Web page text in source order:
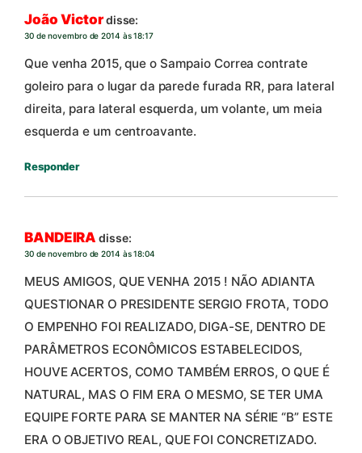
João Victordisse:
30 de novembro de 2014 às 18:17
Que venha 2015, que o Sampaio Correa contrate
goleiro para o lugar da parede furada RR, para lateral
direita, para lateral esquerda, um volante, um meia
esquerda e um centroavante.
Responder
BANDEIRA disse:
30 de novembro de 2014 às 18:04
MEUS AMIGOS, QUE VENHA 2015 ! NÃO ADIANTA
QUESTIONAR O PRESIDENTE SERGIO FROTA, TODO
O EMPENHO FOI REALIZADO, DIGA-SE, DENTRO DE
PARÂMETROS ECONÔMICOS ESTABELECIDOS,
HOUVE ACERTOS, COMO TAMBÉM ERROS, O QUE É
NATURAL, MAS O FIM ERA O MESMO, SE TER UMA
EQUIPE FORTE PARA SE MANTER NA SÉRIE “B” ESTE
ERA O OBJETIVO REAL, QUE FOI CONCRETIZADO.